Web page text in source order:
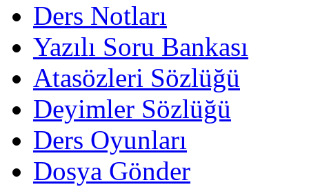
Ders Notları
Yazılı Soru Bankası
Atasözleri Sözlüğü
Deyimler Sözlüğü
Ders Oyunları
Dosya Gönder